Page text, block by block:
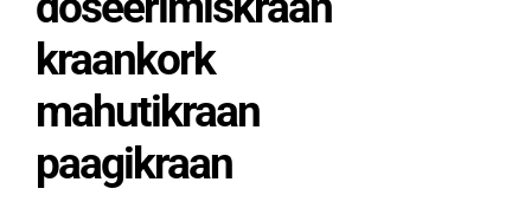
kraankork
mahutikraan
paagikraan